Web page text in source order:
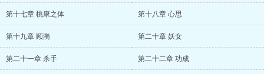
第十七章 桃康之体 第十八章 心思
第十九章 顾漪 第二十章 妖女
第二十一章 杀手 第二十二章 功成